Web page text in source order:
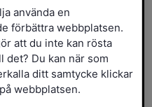
och
använda en
förbättra webbplatsen.
att du inte kan rösta
det? Du kan när som
ditt samtycke klickar
webbplatsen.